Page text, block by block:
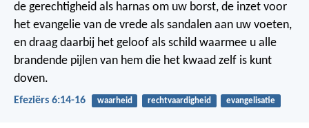
de gerechtigheid als harnas om uw borst, de inzet voor
het evangelie van de vrede als sandalen aan uw voeten,
en draag daarbij het geloof als schild waarmee u alle
brandende pijlen van hem die het kwaad zelf is kunt
doven.
Efeziërs 6:14-16 waarheid rechtvaardigheid evangelisatie